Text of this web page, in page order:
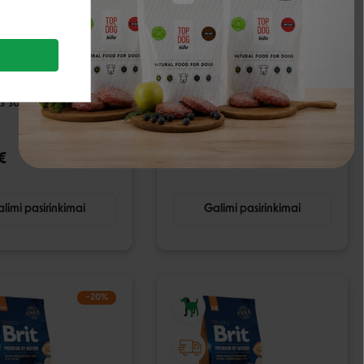
Grain-free Senior
šunims - 3 kg
pasirinkimai
Brit Care Hypoallergenic
Adult Medium Breed Lamb
sausas pašaras šunims - 1
kg
Galimi pasirinkimai
−20%